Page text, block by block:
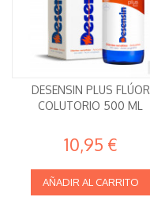
DESENSIN PLUS FLÚOR
COLUTORIO 500 ML
10,95 €
AÑADIR AL CARRITO